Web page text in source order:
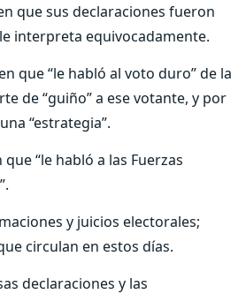
que sus declaraciones fueron
interpreta equivocadamente.
que “le habló al voto duro” de la
de “guiño” a ese votante, y por
“estrategia”.
“le habló a las Fuerzas
y juicios electorales;
circulan en estos días.
declaraciones y las